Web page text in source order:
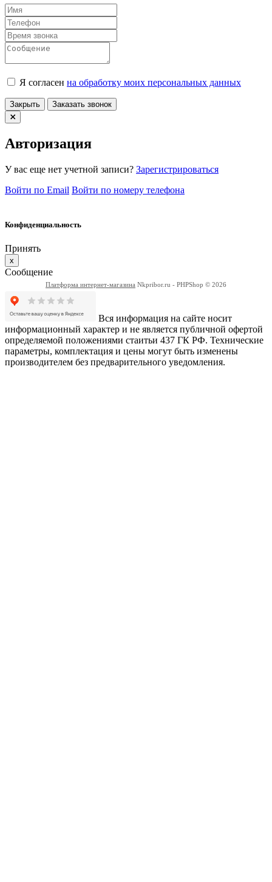
Я согласен на обработку моих персональных данных
Закрыть Заказать звонок
Авторизация
У вас еще нет учетной записи? Зарегистрироваться
Войти по Email Войти по номеру телефона
Конфиденциальность
Принять
x
Сообщение
Платформа интернет-магазина Nkpribor.ru - PHPShop © 2026
Вся информация на сайте носит
информационный характер и не является публичной офертой
определяемой положениями стаитьи 437 ГК РФ. Технические
параметры, комплектация и цены могут быть изменены
производителем без предварительного уведомления.